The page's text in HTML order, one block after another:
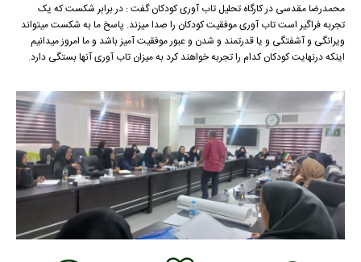
محمدرضا مقدسی در کارگاه تحلیل تاب آوری کودکان گفت : در برابر شکست که یک
تجربه فراگیر است تاب آوری موفقیت کودکان را صدا میزند. پاسخ ما به شکست میتواند
ویرانگی و آشفتگی و یا قدرتمند و شدن و عبور موفقیت آمیز باشد و ما امروز میدانیم
اینکه درنهایت کودکان کدام را تجربه خواهند کرد به میزان تاب آوری آنها بستگی دارد.